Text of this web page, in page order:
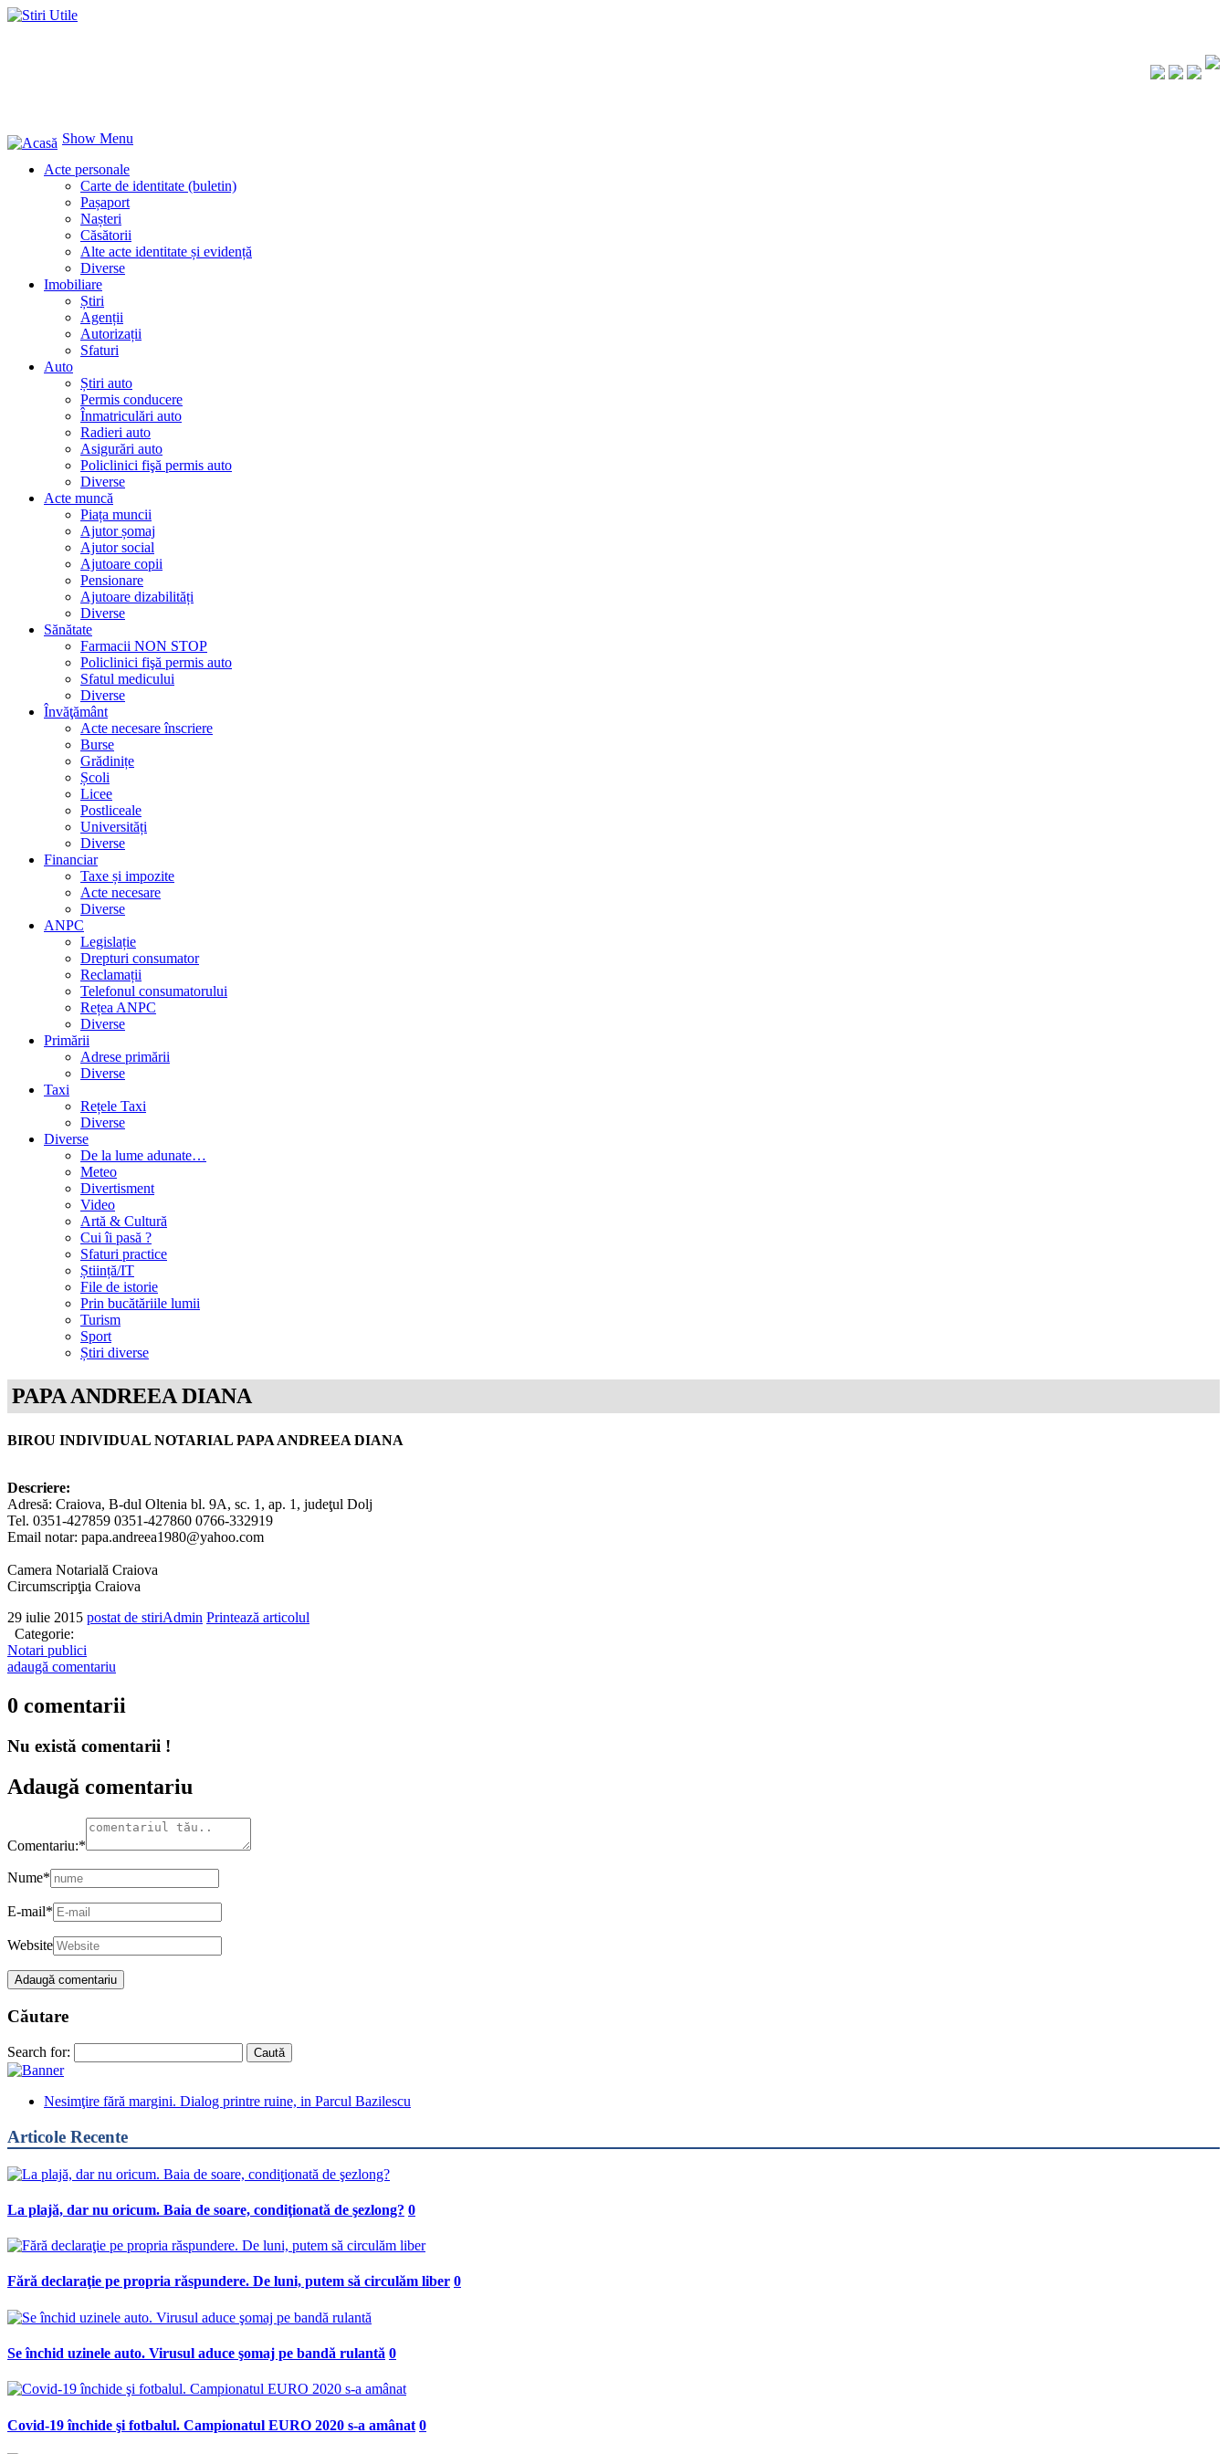
Show Menu
Acte personale
Carte de identitate (buletin)
Pașaport
Nașteri
Căsătorii
Alte acte identitate și evidență
Diverse
Imobiliare
Știri
Agenții
Autorizații
Sfaturi
Auto
Știri auto
Permis conducere
Înmatriculări auto
Radieri auto
Asigurări auto
Policlinici fişă permis auto
Diverse
Acte muncă
Piața muncii
Ajutor șomaj
Ajutor social
Ajutoare copii
Pensionare
Ajutoare dizabilități
Diverse
Sănătate
Farmacii NON STOP
Policlinici fişă permis auto
Sfatul medicului
Diverse
Învăţământ
Acte necesare înscriere
Burse
Grădinițe
Școli
Licee
Postliceale
Universități
Diverse
Financiar
Taxe și impozite
Acte necesare
Diverse
ANPC
Legislație
Drepturi consumator
Reclamații
Telefonul consumatorului
Rețea ANPC
Diverse
Primării
Adrese primării
Diverse
Taxi
Rețele Taxi
Diverse
Diverse
De la lume adunate…
Meteo
Divertisment
Video
Artă & Cultură
Cui îi pasă ?
Sfaturi practice
Știință/IT
File de istorie
Prin bucătăriile lumii
Turism
Sport
Știri diverse
PAPA ANDREEA DIANA
BIROU INDIVIDUAL NOTARIAL PAPA ANDREEA DIANA
Descriere:
Adresă: Craiova, B-dul Oltenia bl. 9A, sc. 1, ap. 1, judeţul Dolj
Tel. 0351-427859 0351-427860 0766-332919
Email notar: papa.andreea1980@yahoo.com
Camera Notarială Craiova
Circumscripţia Craiova
29 iulie 2015 postat de stiriAdmin Printează articolul
Categorie:
Notari publici
adaugă comentariu
0 comentarii
Nu există comentarii !
Adaugă comentariu
Comentariu:*
Nume*
E-mail*
Website
Căutare
Search for:
Nesimţire fără margini. Dialog printre ruine, in Parcul Bazilescu
Articole Recente
La plajă, dar nu oricum. Baia de soare, condiţionată de şezlong? 0
Fără declaraţie pe propria răspundere. De luni, putem să circulăm liber 0
Se închid uzinele auto. Virusul aduce şomaj pe bandă rulantă 0
Covid-19 închide şi fotbalul. Campionatul EURO 2020 s-a amânat 0